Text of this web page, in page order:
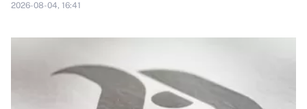
2026-08-04, 16:41